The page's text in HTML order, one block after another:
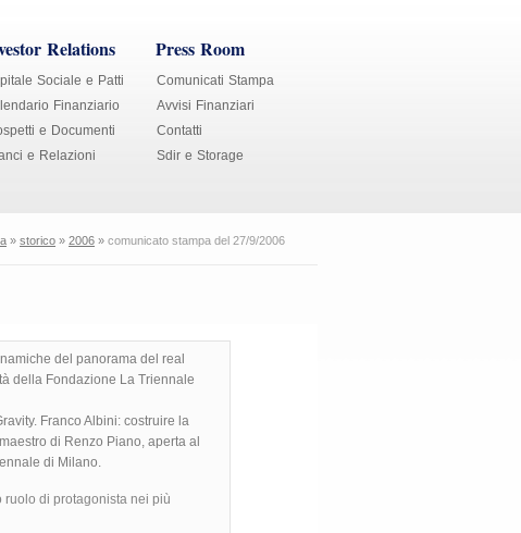
Relations
Sociale e Patti
Finanziario
e Documenti
e Relazioni
Press Room
Comunicati Stampa
Avvisi Finanziari
Contatti
Sdir e Storage
» storico » 2006 » comunicato stampa del 27/9/2006
del panorama del real
della Fondazione La Triennale
Franco Albini: costruire la
di Renzo Piano, aperta al
di Milano.
di protagonista nei più